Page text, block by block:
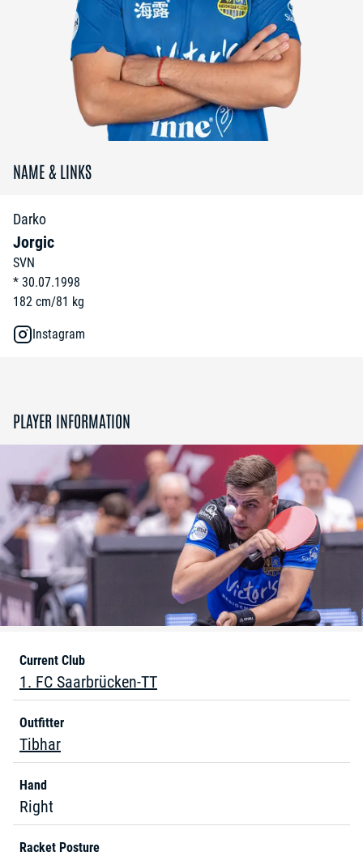
NAME & LINKS
Darko
Jorgic
SVN
* 30.07.1998
182 cm/81 kg
Instagram
PLAYER INFORMATION
Current Club
1. FC Saarbrücken-TT
Outfitter
Tibhar
Hand
Right
Racket Posture